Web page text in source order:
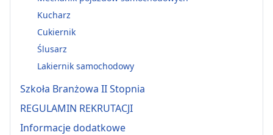
Kucharz
Cukiernik
Ślusarz
Lakiernik samochodowy
Szkoła Branżowa II Stopnia
REGULAMIN REKRUTACJI
Informacje dodatkowe